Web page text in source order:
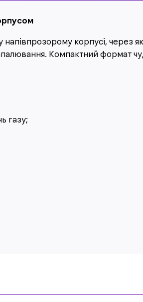
корпусі, через
Компактний формат
газу;